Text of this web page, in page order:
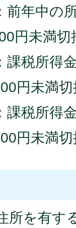
前年中の
円未満切
課税所得
円未満
課税所得
円未満
所を有す